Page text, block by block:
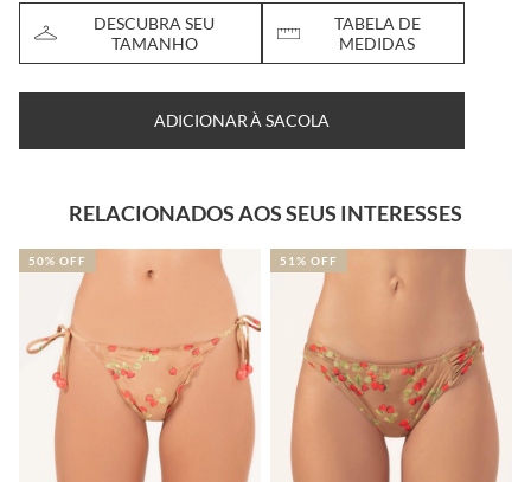
DESCUBRA SEU
TAMANHO
TABELA DE
MEDIDAS
ADICIONAR À SACOLA
RELACIONADOS AOS SEUS INTERESSES
50% OFF 51% OFF